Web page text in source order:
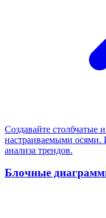
Создавайте столбчатые
настраиваемыми осями.
анализа трендов.
Блочные